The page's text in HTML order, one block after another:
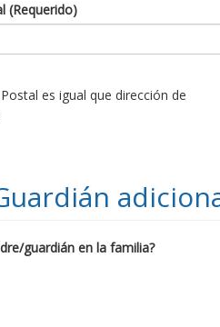
(Requerido)
es igual que dirección de
guardián en la familia?